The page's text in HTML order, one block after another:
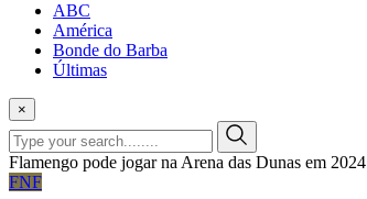
ABC
América
Bonde do Barba
Últimas
×
Flamengo pode jogar na Arena das Dunas em 2024
FNF